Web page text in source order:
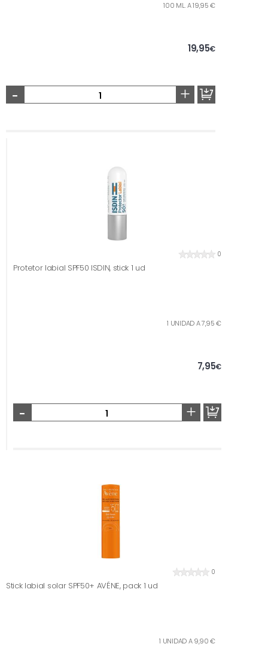
100 ML. A 19,95 €
19,95€
- +
0
Protetor labial SPF50 ISDIN, stick 1 ud
1 UNIDAD A 7,95 €
7,95€
- +
0
Stick labial solar SPF50+ AVÉNE, pack 1 ud
1 UNIDAD A 9,90 €